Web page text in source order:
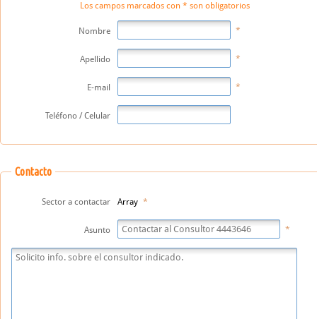
Los campos marcados con * son obligatorios
Nombre
Apellido
E-mail
Teléfono / Celular
Contacto
Sector a contactar Array
Asunto